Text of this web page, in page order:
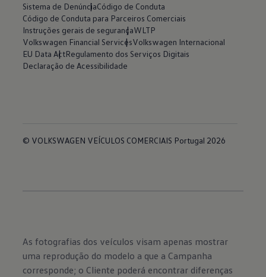
Sistema de DenúnciaCódigo de Conduta
Código de Conduta para Parceiros Comerciais
Instruções gerais de segurançaWLTP
Volkswagen Financial ServicesVolkswagen Internacional
EU Data ActRegulamento dos Serviços Digitais
Declaração de Acessibilidade
© VOLKSWAGEN VEÍCULOS COMERCIAIS Portugal 2026
As fotografias dos veículos visam apenas mostrar
uma reprodução do modelo a que a Campanha
corresponde; o Cliente poderá encontrar diferenças